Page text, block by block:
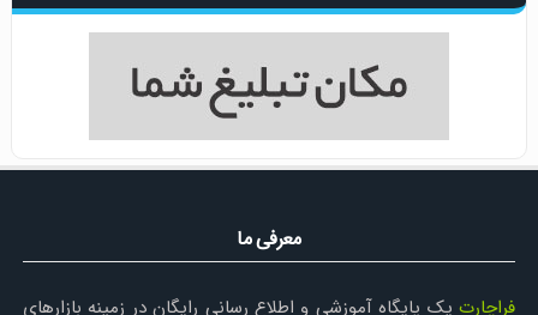
معرفی ما
فراچارتیک پایگاه آموزشی و اطلاع رسانی رایگان در زمینه بازارهای